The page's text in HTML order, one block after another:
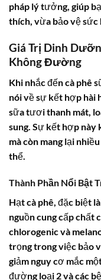
pháp lý tưởng, giúp
thích, vừa bảo vệ sức
Giá Trị Dinh
Không Đường
Khi nhắc đến cà phê
nói về sự kết hợp hài
sữa tươi thanh mát,
sung. Sự kết hợp này
mà còn mang lại
thể.
Thành Phần Nổi Bật
Hạt cà phê, đặc biệt
nguồn cung cấp chất
chlorogenic và
trọng trong việc bảo
giảm nguy cơ mắc
đường loại 2 và các